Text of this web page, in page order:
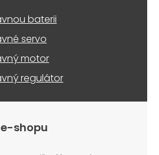
baterii
servo
motor
regulátor
shopu